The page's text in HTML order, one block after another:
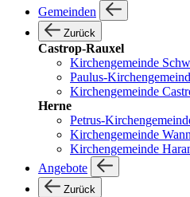
Gemeinden
Zurück
Castrop-Rauxel
Kirchengemeinde
Paulus-
Kirchengemeinde
Herne
Petrus-
Kirchengemeinde
Kirchengemeinde
Angebote
Zurück